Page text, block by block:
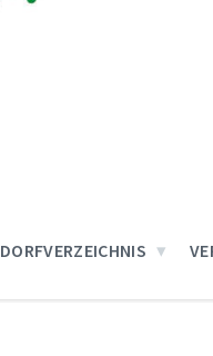
DORFVERZEICHNIS